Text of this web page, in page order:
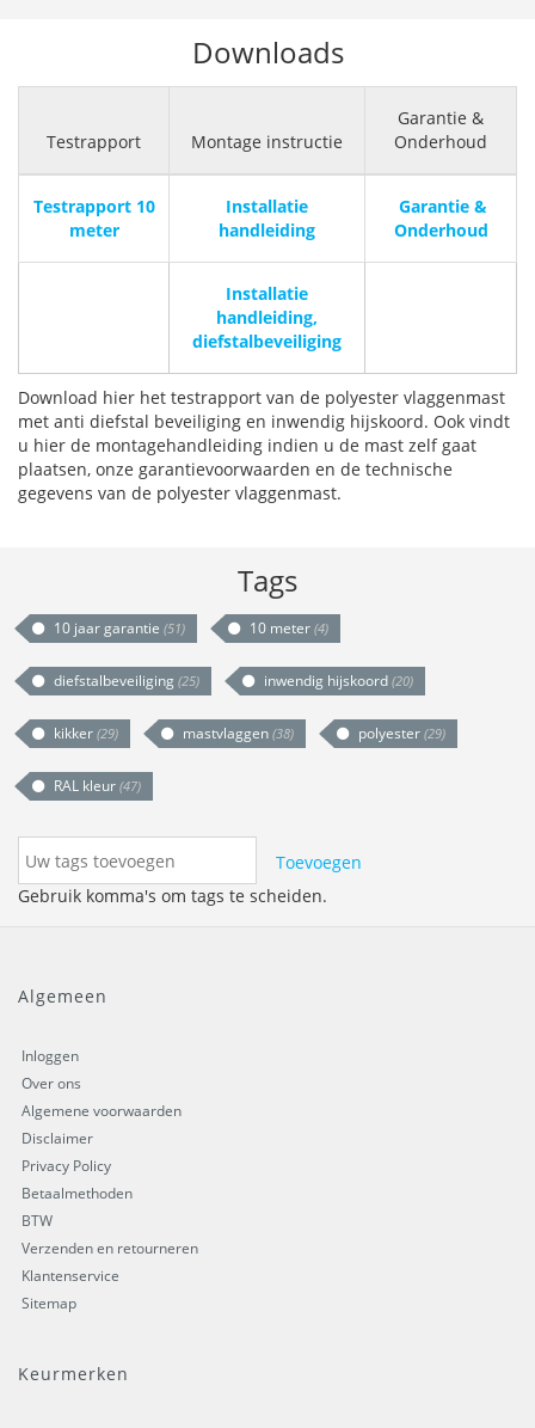
Downloads
Testrapport Montage instructie
Garantie &
Onderhoud
Testrapport 10
meter
Installatie
handleiding
Garantie &
Onderhoud
Installatie
handleiding,
diefstalbeveiliging
Download hier het testrapport van de polyester vlaggenmast
met anti diefstal beveiliging en inwendig hijskoord. Ook vindt
u hier de montagehandleiding indien u de mast zelf gaat
plaatsen, onze garantievoorwaarden en de technische
gegevens van de polyester vlaggenmast.
Tags
10 jaar garantie (51) 10 meter (4)
diefstalbeveiliging (25) inwendig hijskoord (20)
kikker (29) mastvlaggen (38) polyester (29)
RAL kleur (47)
Toevoegen
Gebruik komma's om tags te scheiden.
Algemeen
Inloggen
Over ons
Algemene voorwaarden
Disclaimer
Privacy Policy
Betaalmethoden
BTW
Verzenden en retourneren
Klantenservice
Sitemap
Keurmerken